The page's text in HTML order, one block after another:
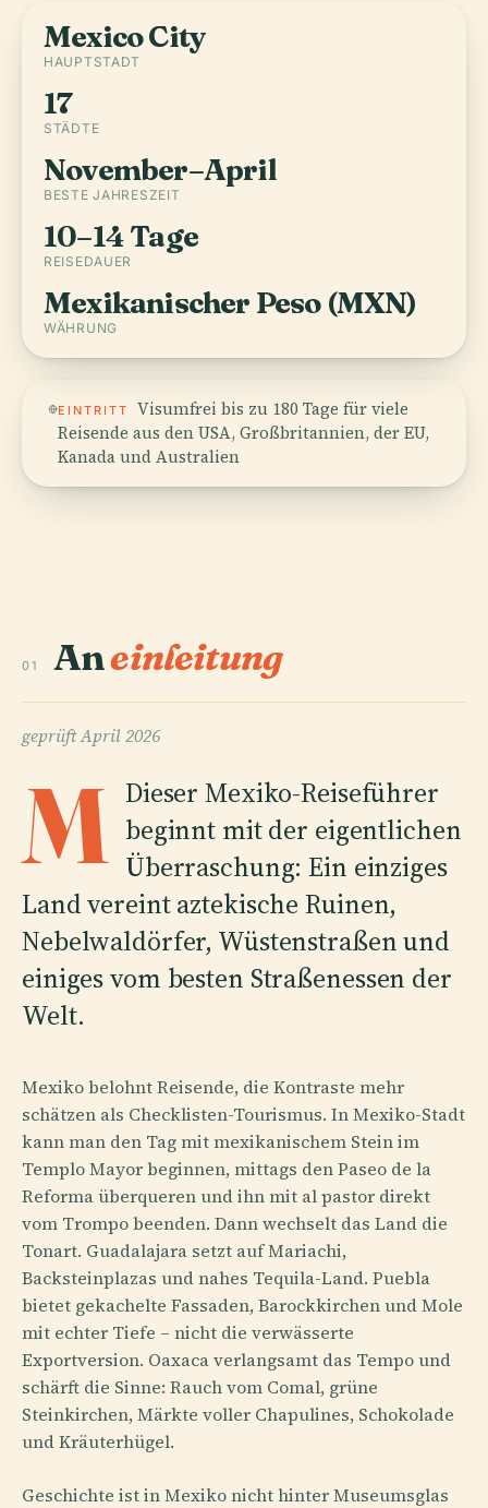
Mexico City
HAUPTSTADT
17
STÄDTE
November–April
BESTE JAHRESZEIT
10–14 Tage
REISEDAUER
Mexikanischer Peso (MXN)
WÄHRUNG
EINTRITT
Visumfrei bis zu 180 Tage für viele
Reisende aus den USA, Großbritannien, der EU,
Kanada und Australien
01 Aneinleitung
geprüftApril 2026
M Dieser Mexiko-Reiseführer
beginnt mit der eigentlichen
Überraschung: Ein einziges
Land vereint aztekische Ruinen,
Nebelwaldörfer, Wüstenstraßen und
einiges vom besten Straßenessen der
Welt.
Mexiko belohnt Reisende, die Kontraste mehr
schätzen als Checklisten-Tourismus. In Mexiko-Stadt
kann man den Tag mit mexikanischem Stein im
Templo Mayor beginnen, mittags den Paseo de la
Reforma überqueren und ihn mit al pastor direkt
vom Trompo beenden. Dann wechselt das Land die
Tonart. Guadalajara setzt auf Mariachi,
Backsteinplazas und nahes Tequila-Land. Puebla
bietet gekachelte Fassaden, Barockkirchen und Mole
mit echter Tiefe – nicht die verwässerte
Exportversion. Oaxaca verlangsamt das Tempo und
schärft die Sinne: Rauch vom Comal, grüne
Steinkirchen, Märkte voller Chapulines, Schokolade
und Kräuterhügel.
Geschichte ist in Mexiko nicht hinter Museumsglas